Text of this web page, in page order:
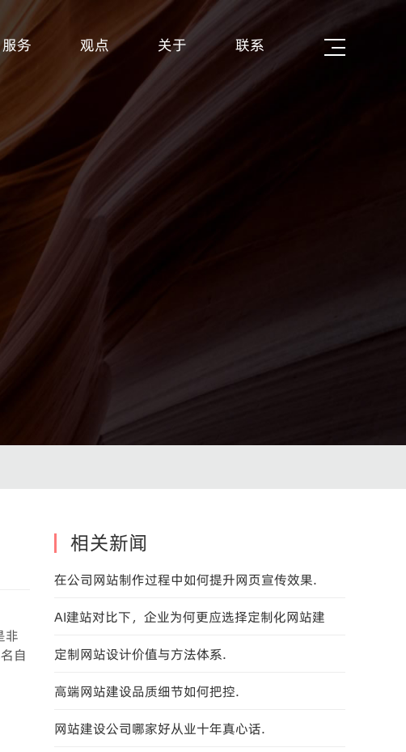
服务 观点 关于 联系
非
自
相关新闻
在公司网站制作过程中如何提升网页宣传效果.
AI建站对比下，企业为何更应选择定制化网站建
设？
定制网站设计价值与方法体系.
高端网站建设品质细节如何把控.
网站建设公司哪家好从业十年真心话.